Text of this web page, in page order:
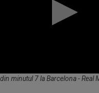
minutul 7 la Barcelona - Real